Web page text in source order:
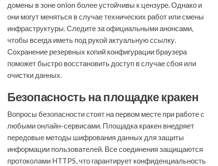
домены в зоне onion более устойчивы к цензуре. Однако и
они могут меняться в случае технических работ или смены
инфраструктуры. Следите за официальными анонсами,
чтобы всегда иметь под рукой актуальную ссылку.
Сохранение резервных копий конфигурации браузера
поможет быстро восстановить доступ в случае сбоя или
очистки данных.
Безопасность на площадке кракен
Вопросы безопасности стоят на первом месте при работе с
любыми онлайн-сервисами. Площадка кракен внедряет
передовые методы шифрования данных для защиты
информации пользователей. Все соединения защищаются
протоколами HTTPS, что гарантирует конфиденциальность